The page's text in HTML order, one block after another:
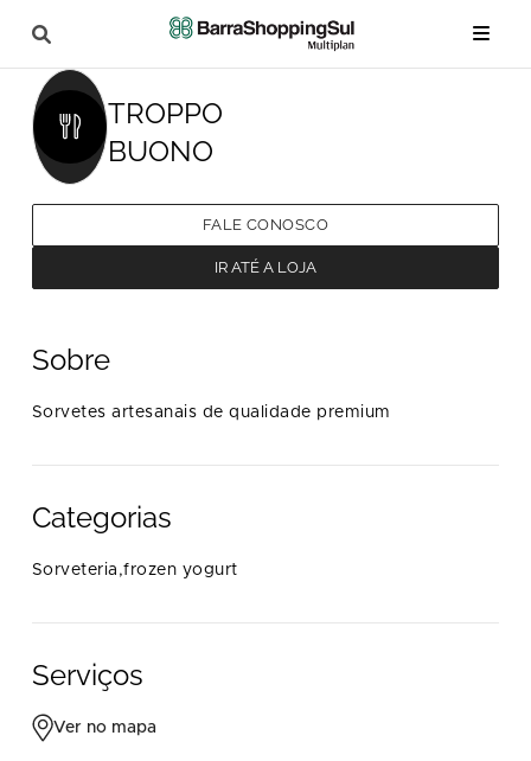
TROPPO
BUONO
FALE CONOSCO
IR ATÉ A LOJA
Sobre
Sorvetes artesanais de qualidade premium
Categorias
Sorveteria,frozen yogurt
Serviços
Ver no mapa